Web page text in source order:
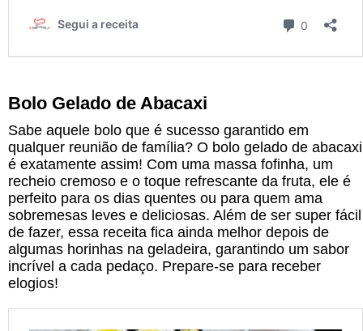
Bolo Gelado de Abacaxi
Sabe aquele bolo que é sucesso garantido em
qualquer reunião de família? O bolo gelado de abacaxi
é exatamente assim! Com uma massa fofinha, um
recheio cremoso e o toque refrescante da fruta, ele é
perfeito para os dias quentes ou para quem ama
sobremesas leves e deliciosas. Além de ser super fácil
de fazer, essa receita fica ainda melhor depois de
algumas horinhas na geladeira, garantindo um sabor
incrível a cada pedaço. Prepare-se para receber
elogios!